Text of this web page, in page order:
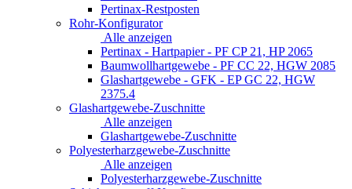
Pertinax-Restposten
Rohr-Konfigurator
Alle anzeigen
Pertinax - Hartpapier - PF CP 21, HP 2065
Baumwollhartgewebe - PF CC 22, HGW 2085
Glashartgewebe - GFK - EP GC 22, HGW
2375.4
Glashartgewebe-Zuschnitte
Alle anzeigen
Glashartgewebe-Zuschnitte
Polyesterharzgewebe-Zuschnitte
Alle anzeigen
Polyesterharzgewebe-Zuschnitte